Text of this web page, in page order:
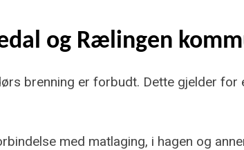
og Rælingen
brenning er forbudt. Dette gjelder
med matlaging, i hagen og